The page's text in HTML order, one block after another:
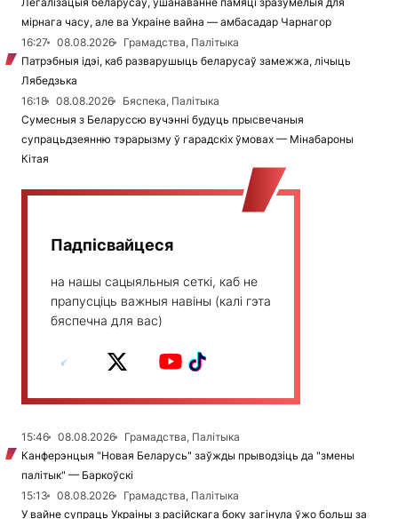
мірнага часу, але ва Украіне вайна — амбасадар Чарнагор
16:27
08.08.2026
Грамадства, Палітыка
Патрэбныя ідэі, каб разварушыць беларусаў замежжа, лічыць
Лябедзька
16:18
08.08.2026
Бяспека, Палітыка
Сумесныя з Беларуссю вучэнні будуць прысвечаныя
супрацьдзеянню тэрарызму ў гарадскіх ўмовах — Мінабароны
Кітая
Падпісвайцеся
на нашы сацыяльныя сеткі, каб не
прапусціць важныя навіны (калі гэта
бяспечна для вас)
15:46 08.08.2026
Грамадства, Палітыка
Канферэнцыя "Новая Беларусь" заўжды прыводзіць да "змены
палітык" — Баркоўскі
15:13
08.08.2026
Грамадства, Палітыка
У вайне супраць Украіны з расійскага боку загінула ўжо больш за